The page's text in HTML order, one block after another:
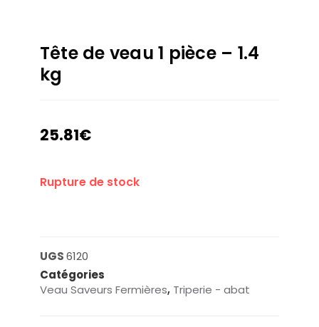
Tête de veau 1 pièce – 1.4
kg
25.81€
Rupture de stock
UGS6120
Catégories
Veau Saveurs Fermières, Triperie - abat